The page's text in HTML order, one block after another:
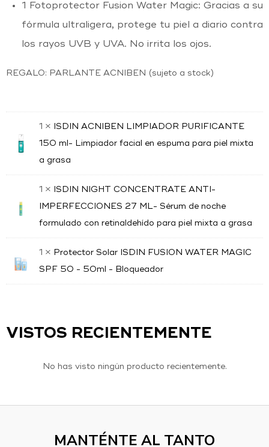
1 Fotoprotector Fusion Water Magic: Gracias a su
fórmula ultraligera, protege tu piel a diario contra
los rayos UVB y UVA. No irrita los ojos.
REGALO: PARLANTE ACNIBEN (sujeto a stock)
1 ×
ISDIN ACNIBEN LIMPIADOR PURIFICANTE
150 ml- Limpiador facial en espuma para piel mixta
a grasa
1 ×
ISDIN NIGHT CONCENTRATE ANTI-
IMPERFECCIONES 27 ML- Sérum de noche
formulado con retinaldehído para piel mixta a grasa
1 × Protector Solar ISDIN FUSION WATER MAGIC
SPF 50 - 50ml - Bloqueador
VISTOS RECIENTEMENTE
No has visto ningún producto recientemente.
MANTÉNTE AL TANTO